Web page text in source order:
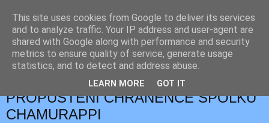
JEMELIK ZDENĚK
pátek 6. května 2022
ZPRÁVA O PODMÍNĚNÉM
PROPUŠTĚNÍ CHRÁNĚNCE SPOLKU
CHAMURAPPI
This site uses cookies from Google to deliver its services
and to analyze traffic. Your IP address and user-agent are
shared with Google along with performance and security
metrics to ensure quality of service, generate usage
statistics, and to detect and address abuse.
LEARN MORE GOT IT